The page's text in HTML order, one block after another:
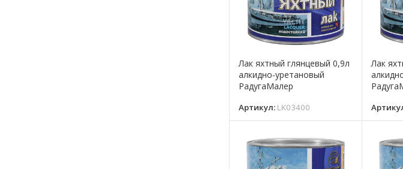
Лак яхтный глянцевый 0,9л
алкидно-уретановый
РадугаМалер
Артикул: LK03400
Лак